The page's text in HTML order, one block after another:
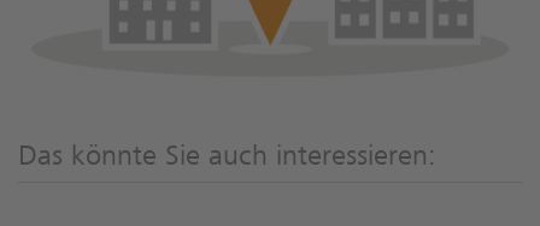
Das könnte Sie auch interessieren: